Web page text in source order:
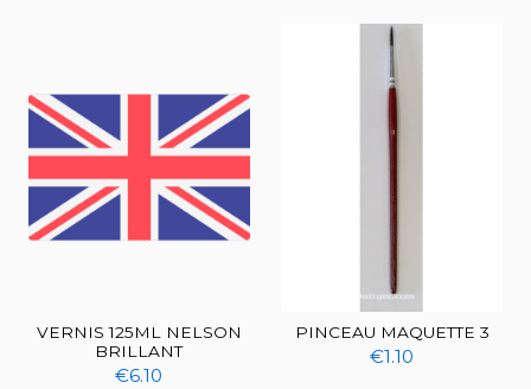
VERNIS 125ML NELSON
BRILLANT
€6.10
PINCEAU MAQUETTE 3
€1.10